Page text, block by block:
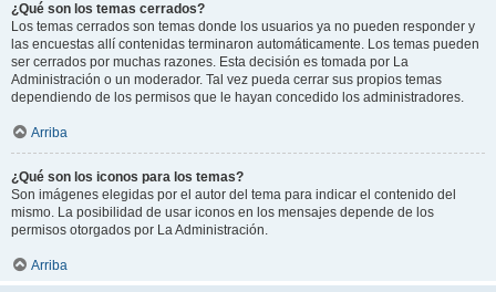
¿Qué son los temas cerrados?
Los temas cerrados son temas donde los usuarios ya no pueden responder y
las encuestas allí contenidas terminaron automáticamente. Los temas pueden
ser cerrados por muchas razones. Esta decisión es tomada por La
Administración o un moderador. Tal vez pueda cerrar sus propios temas
dependiendo de los permisos que le hayan concedido los administradores.
Arriba
¿Qué son los iconos para los temas?
Son imágenes elegidas por el autor del tema para indicar el contenido del
mismo. La posibilidad de usar iconos en los mensajes depende de los
permisos otorgados por La Administración.
Arriba